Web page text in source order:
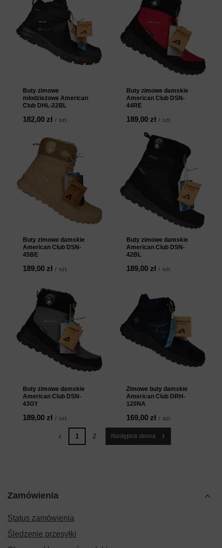
Buty zimowe
młodzieżowe American
Club DHL-22BL
182,00 zł / szt.
Buty zimowe damskie
American Club DSN-
44RE
189,00 zł / szt.
Buty zimowe damskie
American Club DSN-
45BE
189,00 zł / szt.
Buty zimowe damskie
American Club DSN-
42BL
189,00 zł / szt.
Buty zimowe damskie
American Club DSN-
43GY
189,00 zł / szt.
Zimowe buty damskie
American Club DRH-
120NA
169,00 zł / szt.
1 2 Następna strona
Zamówienia
Status zamówienia
Śledzenie przesyłki